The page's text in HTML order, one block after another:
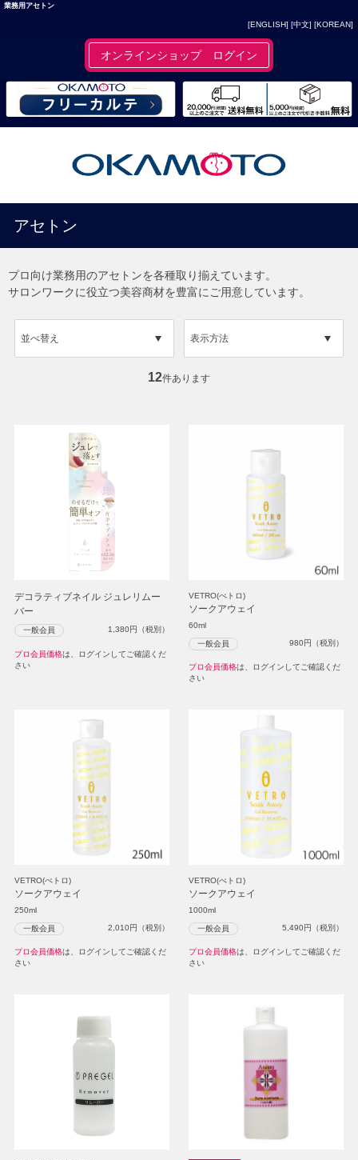
業務用アセトン
[ENGLISH] [中文] [KOREAN]
オンラインショップ ログイン
アセトン
プロ向け業務用のアセトンを各種取り揃えています。
サロンワークに役立つ美容商材を豊富にご用意しています。
表示方法
並べ替え
12件あります
デコラティブネイル ジュレリムー
バー
一般会員 1,380円（税別）
プロ会員価格は、ログインしてご確認くだ
さい
VETRO(べトロ)
ソークアウェイ
60ml
一般会員 980円（税別）
プロ会員価格は、ログインしてご確認くだ
さい
VETRO(べトロ)
ソークアウェイ
250ml
一般会員 2,010円（税別）
プロ会員価格は、ログインしてご確認くだ
さい
VETRO(べトロ)
ソークアウェイ
1000ml
一般会員 5,490円（税別）
プロ会員価格は、ログインしてご確認くだ
さい